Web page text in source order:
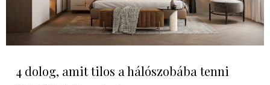
4 dolog, amit tilos a hálószobába tenni